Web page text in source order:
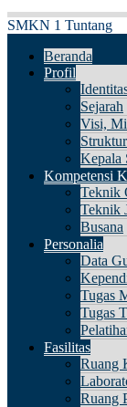
SMKN 1 Tuntang
Beranda
Profil
Sejarah
Visi,
Kepala
Kompetensi
Teknik
Teknik
Busana
Personalia
Data
Tugas
Tugas
Fasilitas
Ruang
Ruang